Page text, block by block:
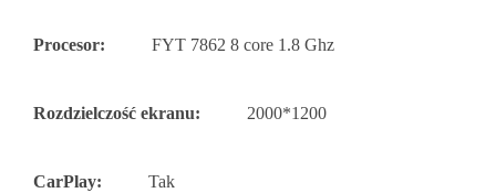
Procesor: FYT 7862 8 core 1.8 Ghz
Rozdzielczość ekranu: 2000*1200
CarPlay: Tak